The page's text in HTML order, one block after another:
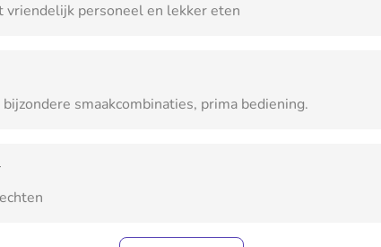
vriendelijk personeel en lekker eten
smaakcombinaties, prima bediening.